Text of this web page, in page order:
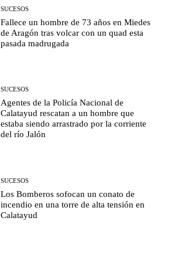
SUCESOS
Fallece un hombre de 73 años en Miedes
de Aragón tras volcar con un quad esta
pasada madrugada
SUCESOS
Agentes de la Policía Nacional de
Calatayud rescatan a un hombre que
estaba siendo arrastrado por la corriente
del río Jalón
SUCESOS
Los Bomberos sofocan un conato de
incendio en una torre de alta tensión en
Calatayud